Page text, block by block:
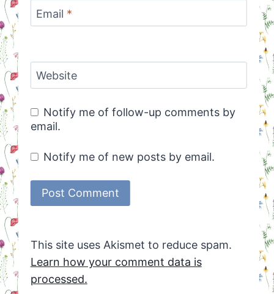
Email *
Website
Notify me of follow-up comments by
email.
Notify me of new posts by email.
This site uses Akismet to reduce spam.
Learn how your comment data is
processed.